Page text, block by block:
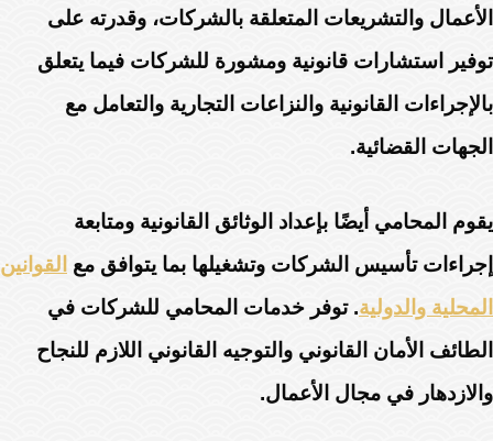
الأعمال والتشريعات المتعلقة بالشركات، وقدرته على
توفير استشارات قانونية ومشورة للشركات فيما يتعلق
بالإجراءات القانونية والنزاعات التجارية والتعامل مع
الجهات القضائية.
يقوم المحامي أيضًا بإعداد الوثائق القانونية ومتابعة
إجراءات تأسيس الشركات وتشغيلها بما يتوافق مع القوانين
المحلية والدولية. توفر خدمات المحامي للشركات في
الطائف الأمان القانوني والتوجيه القانوني اللازم للنجاح
والازدهار في مجال الأعمال.